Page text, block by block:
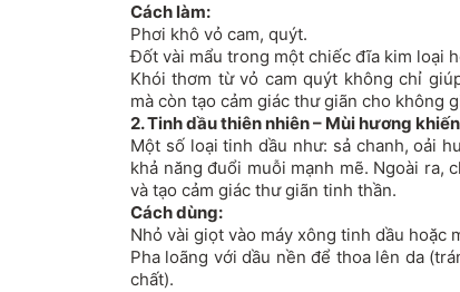
Cách làm:
Phơi khô vỏ cam, quýt.
Đốt vài mẩu trong một chiếc đĩa kim loại
Khói thơm từ vỏ cam quýt không chỉ
mà còn tạo cảm giác thư giãn cho không
2. Tinh dầu thiên nhiên – Mùi hương
Một số loại tinh dầu như: sả chanh, oải
khả năng đuổi muỗi mạnh mẽ. Ngoài ra,
và tạo cảm giác thư giãn tinh thần.
Cách dùng:
Nhỏ vài giọt vào máy xông tinh dầu hoặc
Pha loãng với dầu nền để thoa lên da
chất).